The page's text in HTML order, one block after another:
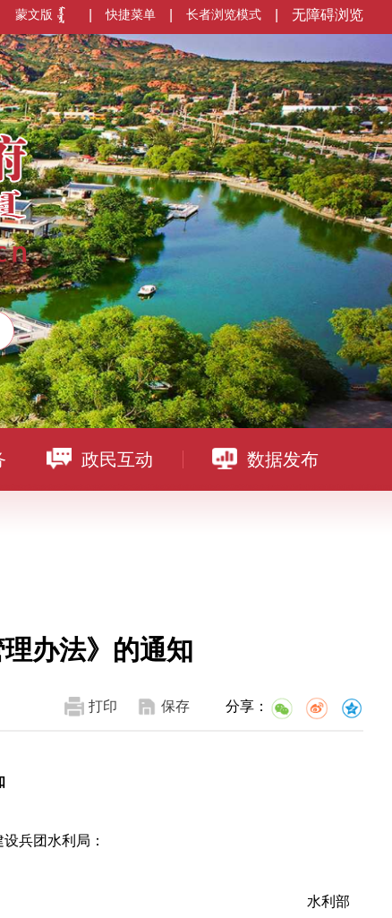
无障碍浏览
长者浏览模式
快捷菜单
蒙文版
政民互动 数据发布
办法》的通知
打印 保存 分享：
兵团水利局：
水利部